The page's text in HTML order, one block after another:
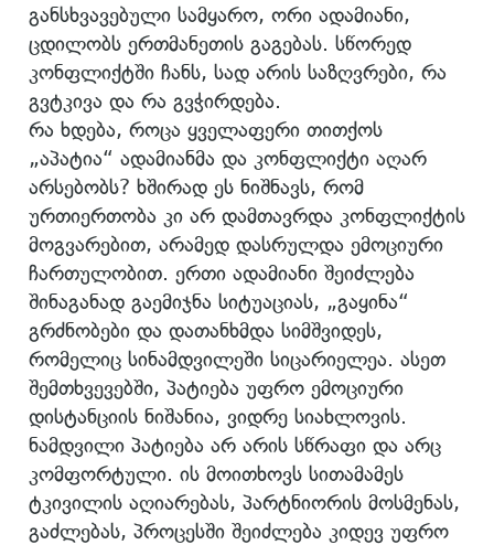
განსხვავებული სამყარო, ორი ადამიანი,
ცდილობს ერთმანეთის გაგებას. სწორედ
კონფლიქტში ჩანს, სად არის საზღვრები, რა
გვტკივა და რა გვჭირდება.
რა ხდება, როცა ყველაფერი თითქოს
„აპატია“ ადამიანმა და კონფლიქტი აღარ
არსებობს? ხშირად ეს ნიშნავს, რომ
ურთიერთობა კი არ დამთავრდა კონფლიქტის
მოგვარებით, არამედ დასრულდა ემოციური
ჩართულობით. ერთი ადამიანი შეიძლება
შინაგანად გაემიჯნა სიტუაციას, „გაყინა“
გრძნობები და დათანხმდა სიმშვიდეს,
რომელიც სინამდვილეში სიცარიელეა. ასეთ
შემთხვევებში, პატიება უფრო ემოციური
დისტანციის ნიშანია, ვიდრე სიახლოვის.
ნამდვილი პატიება არ არის სწრაფი და არც
კომფორტული. ის მოითხოვს სითამამეს
ტკივილის აღიარებას, პარტნიორის მოსმენას,
გაძლებას, პროცესში შეიძლება კიდევ უფრო